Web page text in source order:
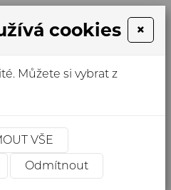
cookies ×
Můžete si vybrat z
VŠE
Odmítnout